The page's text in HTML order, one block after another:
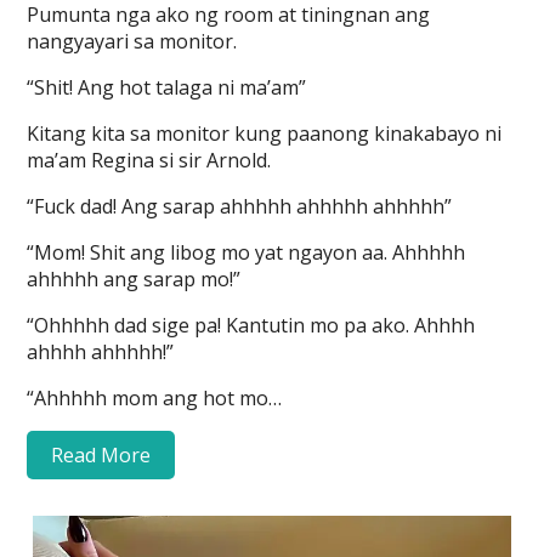
Pumunta nga ako ng room at tiningnan ang
nangyayari sa monitor.
“Shit! Ang hot talaga ni ma’am”
Kitang kita sa monitor kung paanong kinakabayo ni
ma’am Regina si sir Arnold.
“Fuck dad! Ang sarap ahhhhh ahhhhh ahhhhh”
“Mom! Shit ang libog mo yat ngayon aa. Ahhhhh
ahhhhh ang sarap mo!”
“Ohhhhh dad sige pa! Kantutin mo pa ako. Ahhhh
ahhhh ahhhhh!”
“Ahhhhh mom ang hot mo…
Read More